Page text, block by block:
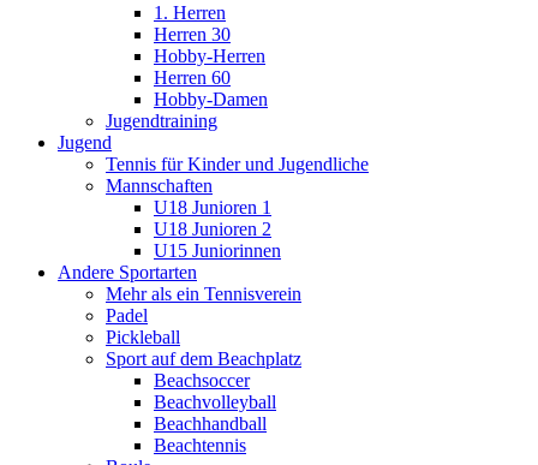
1. Herren
Herren 30
Hobby-Herren
Herren 60
Hobby-Damen
Jugendtraining
Jugend
Tennis für Kinder und Jugendliche
Mannschaften
U18 Junioren 1
U18 Junioren 2
U15 Juniorinnen
Andere Sportarten
Mehr als ein Tennisverein
Padel
Pickleball
Sport auf dem Beachplatz
Beachsoccer
Beachvolleyball
Beachhandball
Beachtennis